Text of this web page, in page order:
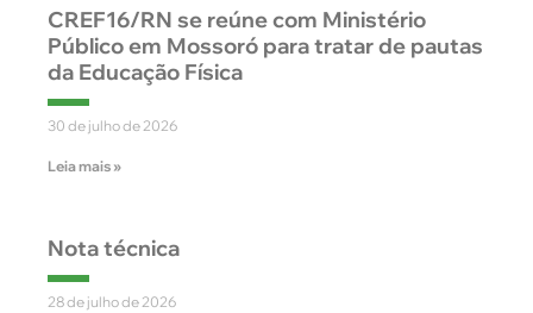
CREF16/RN se reúne com Ministério
Público em Mossoró para tratar de pautas
da Educação Física
30 de julho de 2026
Leia mais »
Nota técnica
28 de julho de 2026